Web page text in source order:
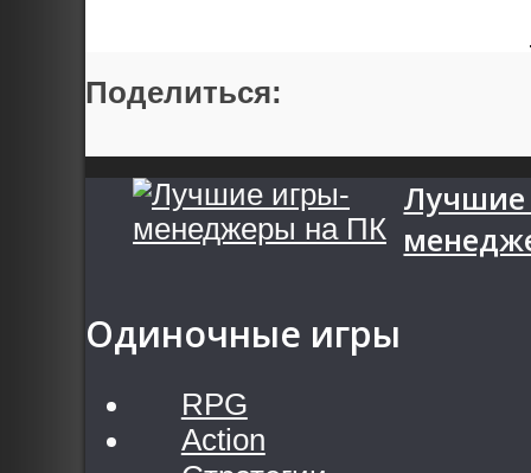
Поделиться:
Лучшие
Одиночные игры
RPG
Action